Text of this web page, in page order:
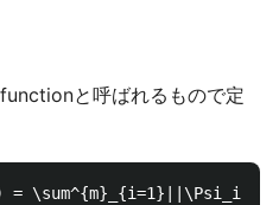
と呼ばれるもので定